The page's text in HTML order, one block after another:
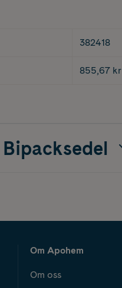
382418
855,67 kr
Bipacksedel
Om Apohem
Om oss